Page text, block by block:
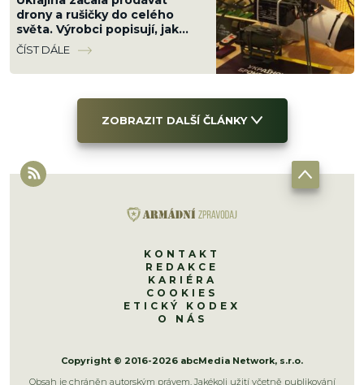
drony a rušičky do celého
světa. Výrobci popisují, jak
funguje nový zbrojní byznys
uprostřed války
ČÍST DÁLE
ZOBRAZIT DALŠÍ ČLÁNKY
KONTAKT
REDAKCE
KARIÉRA
COOKIES
ETICKÝ KODEX
O NÁS
Copyright © 2016-2026 abcMedia Network, s.r.o.
Obsah je chráněn autorským právem. Jakékoli užití včetně publikování